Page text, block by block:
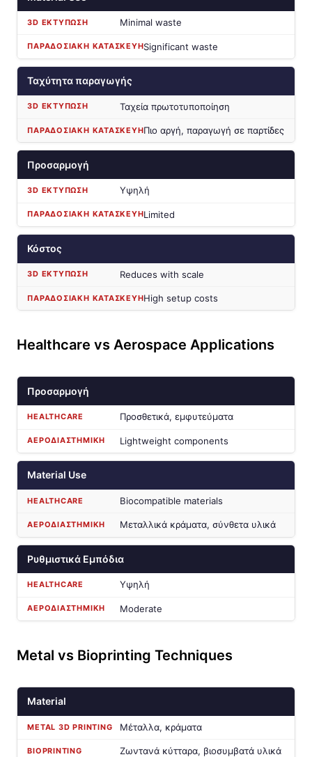
Minimal waste
Significant waste
Ταχύτητα παραγωγής
Ταχεία πρωτοτυποποίηση
Πιο αργή, παραγωγή σε παρτίδες
Προσαρμογή
Υψηλή
Limited
Κόστος
Reduces with scale
High setup costs
Healthcare vs Aerospace Applications
Προσαρμογή
Προσθετικά, εμφυτεύματα
Lightweight components
Material Use
Biocompatible materials
Μεταλλικά κράματα, σύνθετα υλικά
Ρυθμιστικά Εμπόδια
Υψηλή
Moderate
Metal vs Bioprinting Techniques
Material
Μέταλλα, κράματα
Ζωντανά κύτταρα, βιοσυμβατά υλικά